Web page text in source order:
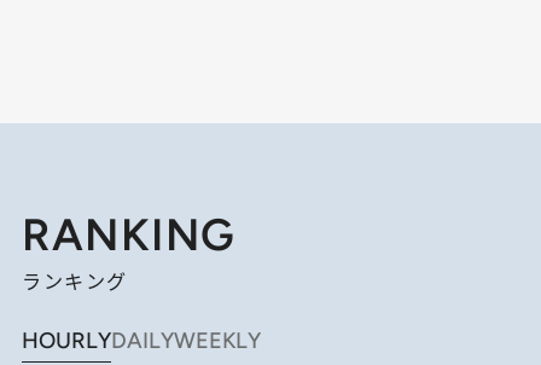
RANKING
ランキング
HOURLYDAILYWEEKLY